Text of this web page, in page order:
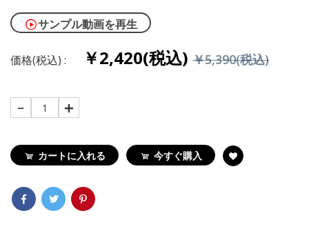
サンプル動画を再生
価格(税込) : ￥2,420(税込) ￥5,390(税込)
1
カートに入れる 今すぐ購入